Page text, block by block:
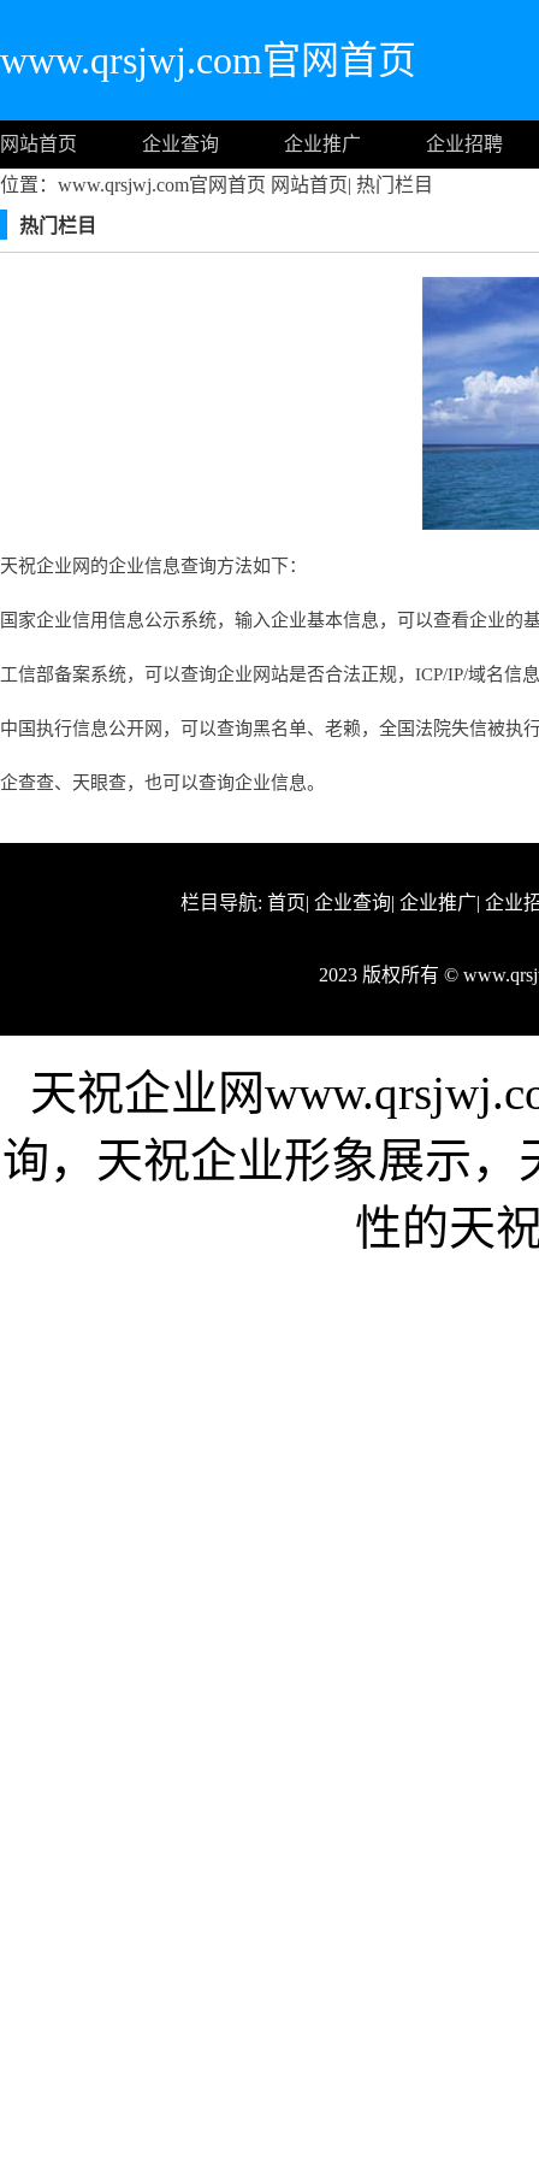
www.qrsjwj.com官网首页
网站首页 企业查询 企业推广
企业招聘
位置：www.qrsjwj.com官网首页 网站首页| 热门栏目
热门栏目
天祝企业网的企业信息查询方法如下：
国家企业信用信息公示系统，输入企业基本信息，可以查看企业的
工信部备案系统，可以查询企业网站是否合法正规，ICP/IP/域名信
中国执行信息公开网，可以查询黑名单、老赖，全国法院失信被执
企查查、天眼查，也可以查询企业信息。
栏目导航: 首页| 企业查询| 企业推广| 企业
2023 版权所有 ©
天祝企业网
询，天祝企业形象展示
性的天